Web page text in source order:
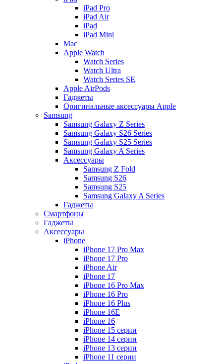
iPad Pro
iPad Air
iPad
iPad Mini
Mac
Apple Watch
Watch Series
Watch Ultra
Watch Series SE
Apple AirPods
Гаджеты
Оригинальные аксессуары Apple
Samsung
Samsung Galaxy Z Series
Samsung Galaxy S26 Series
Samsung Galaxy S25 Series
Samsung Galaxy A Series
Аксессуары
Samsung Z Fold
Samsung S26
Samsung S25
Samsung Galaxy A Series
Гаджеты
Смартфоны
Гаджеты
Аксессуары
iPhone
iPhone 17 Pro Max
iPhone 17 Pro
iPhone Air
iPhone 17
iPhone 16 Pro Max
iPhone 16 Pro
iPhone 16 Plus
iPhone 16E
iPhone 16
iPhone 15 серии
iPhone 14 серии
iPhone 13 серии
iPhone 11 серии